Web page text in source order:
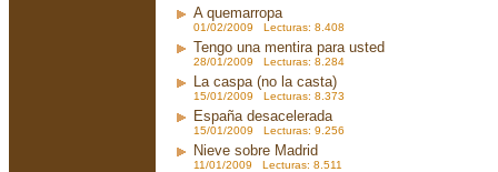
A quemarropa
01/02/2009 Lecturas: 8.408
Tengo una mentira para usted
28/01/2009 Lecturas: 8.284
La caspa (no la casta)
15/01/2009 Lecturas: 8.373
España desacelerada
15/01/2009 Lecturas: 9.256
Nieve sobre Madrid
11/01/2009 Lecturas: 8.511